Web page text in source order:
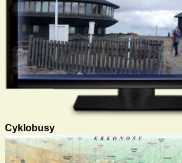
Cyklobusy